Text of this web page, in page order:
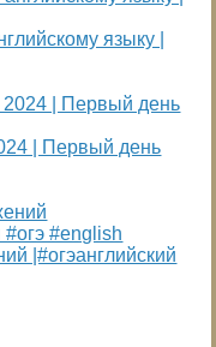
языку |
| Первый день
|#огэанглийский